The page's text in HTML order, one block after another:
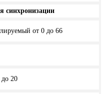
синхронизации
от 0 до 66
до 20